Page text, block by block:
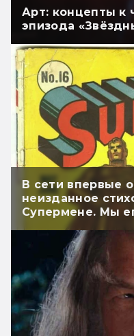
Арт: концепты к
эпизода
В сети впервые
неизданное
Супермене. Мы